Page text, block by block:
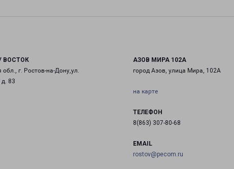
ВОСТОК
обл., г. Ростов-на-Дону,ул.
83
АЗОВ МИРА 102А
город Азов, улица Мира, 102А
на карте
ТЕЛЕФОН
8(863) 307-80-68
EMAIL
rostov@pecom.ru